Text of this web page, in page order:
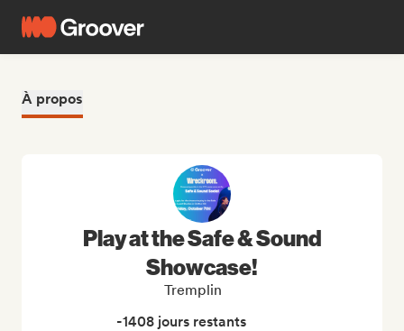
À propos
Play at the Safe & Sound
Showcase!
Tremplin
-1408 jours restants